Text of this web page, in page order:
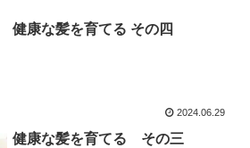
健康な髪を育てる その四
2024.06.29
健康な髪を育てる その三